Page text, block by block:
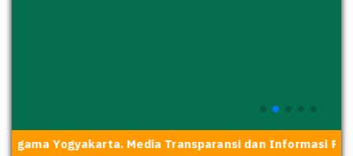
Yogyakarta. Media Transparansi dan Informasi